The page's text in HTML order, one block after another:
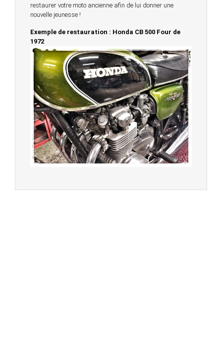
restaurer votre moto ancienne afin de lui donner une
nouvelle jeunesse !
Exemple de restauration : Honda CB 500 Four de
1972
© 2023 -Chambourcy Motos 78 - 7bis chemin de la
Forêt - 78240 - Chambourcy -
Garage Motos et Scooters depuis 20 ans à votre
service entre Saint Germain en Laye et Poissy
Achat de motos et scooters - Dépôt vente - Réparation
- Concessionnaire Voge - Concessionnaire
Multimarques
agence conseil en communication digitale